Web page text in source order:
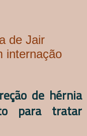
de Jair
internação
de hérnia
para tratar